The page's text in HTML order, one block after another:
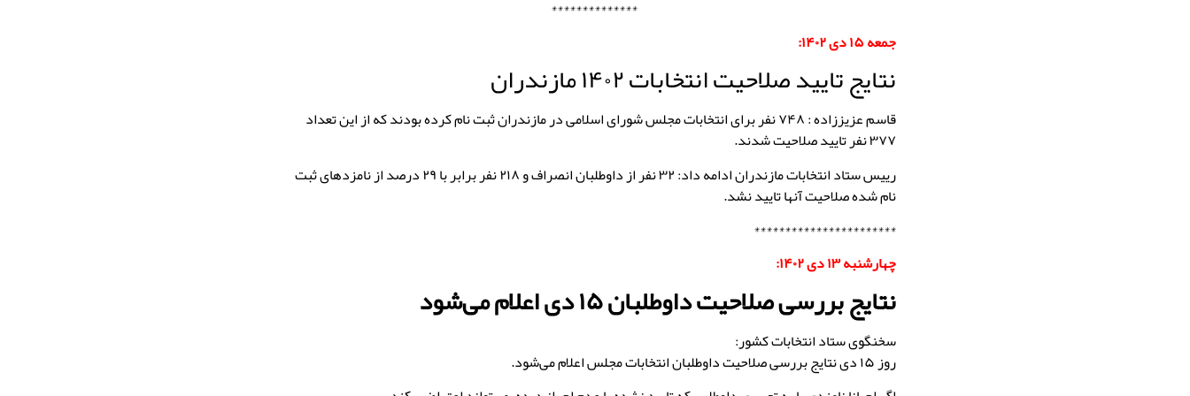
**************
جمعه ۱۵ دی ۱۴۰۲:
نتایج تایید صلاحیت انتخابات ۱۴۰۲ مازندران
قاسم عزیززاده : ۷۴۸ نفر برای انتخابات مجلس شورای اسلامی در مازندران ثبت نام کرده بودند که از این تعداد
۳۷۷ نفر تایید صلاحیت شدند.
رییس ستاد انتخابات مازندران ادامه داد: ۳۲ نفر از داوطلبان انصراف و ۲۱۸ نفر برابر با ۲۹ درصد از نامزدهای ثبت
نام شده صلاحیت آنها تایید نشد.
***********************
چهارشنبه ۱۳ دی ۱۴۰۲:
نتایج بررسی صلاحیت داوطلبان ۱۵ دی اعلام می‌شود
سخنگوی ستاد انتخابات کشور:
روز ۱۵ دی نتایج بررسی صلاحیت داوطلبان انتخابات مجلس اعلام می‌شود.